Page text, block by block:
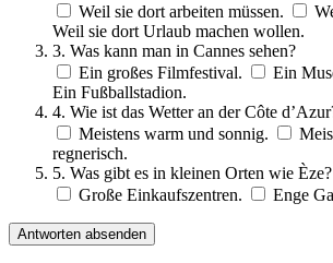
Weil sie dort arbeiten müssen.
Weil sie dort Urlaub machen wollen.
3. Was kann man in Cannes sehen?
Ein großes Filmfestival.
Ein
Ein Fußballstadion.
4. Wie ist das Wetter an der Côte
Meistens warm und sonnig.
regnerisch.
5. Was gibt es in kleinen Orten wie Èze?
Große Einkaufszentren.
Enge
Antworten absenden